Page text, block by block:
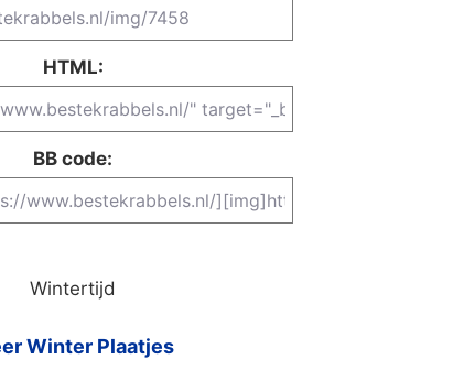
HTML:
BB code:
Wintertijd
Winter Plaatjes